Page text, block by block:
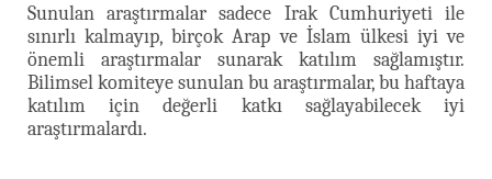
Sunulan araştırmalar sadece Irak Cumhuriyeti ile
sınırlı kalmayıp, birçok Arap ve İslam ülkesi iyi ve
önemli araştırmalar sunarak katılım sağlamıştır.
Bilimsel komiteye sunulan bu araştırmalar, bu haftaya
katılım için değerli katkı sağlayabilecek iyi
araştırmalardı.